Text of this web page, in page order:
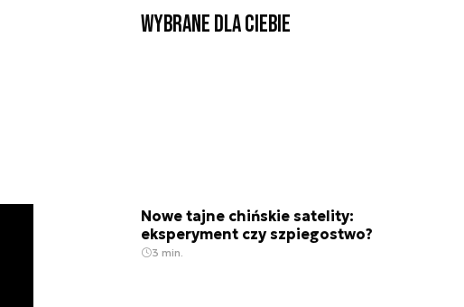
Wybrane dla Ciebie
Nowe tajne chińskie satelity:
eksperyment czy szpiegostwo?
3 min.